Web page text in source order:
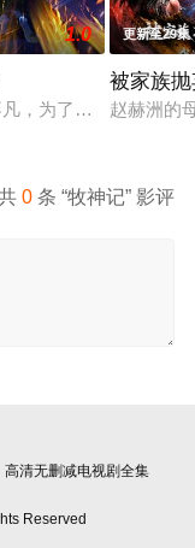
角色庾晚音，与同
1.0
，为了给母亲筹集医
更新至29集
被家族
赵赫洲的
0 条 “牧神记” 影评
清无删减电视剧全集
Reserved